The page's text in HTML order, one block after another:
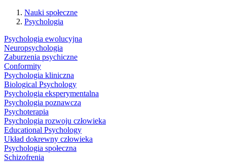
Nauki społeczne
Psychologia
Psychologia ewolucyjna
Neuropsychologia
Zaburzenia psychiczne
Conformity
Psychologia kliniczna
Biological Psychology
Psychologia eksperymentalna
Psychologia poznawcza
Psychoterapia
Psychologia rozwoju człowieka
Educational Psychology
Układ dokrewny człowieka
Psychologia społeczna
Schizofrenia